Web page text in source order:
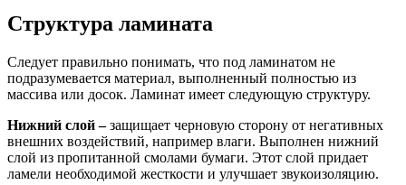
Структура ламината
Следует правильно понимать, что под ламинатом не
подразумевается материал, выполненный полностью из
массива или досок. Ламинат имеет следующую структуру.
Нижний слой –защищает черновую сторону от негативных
внешних воздействий, например влаги. Выполнен нижний
слой из пропитанной смолами бумаги. Этот слой придает
ламели необходимой жесткости и улучшает звукоизоляцию.